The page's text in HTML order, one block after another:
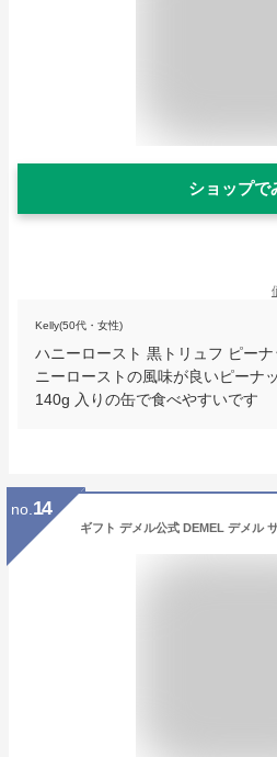
ショップで
Kelly(50代・女性)
ハニーロースト 黒トリュフ ピー
ニーローストの風味が良いピーナ
140g 入りの缶で食べやすいです
no. 14